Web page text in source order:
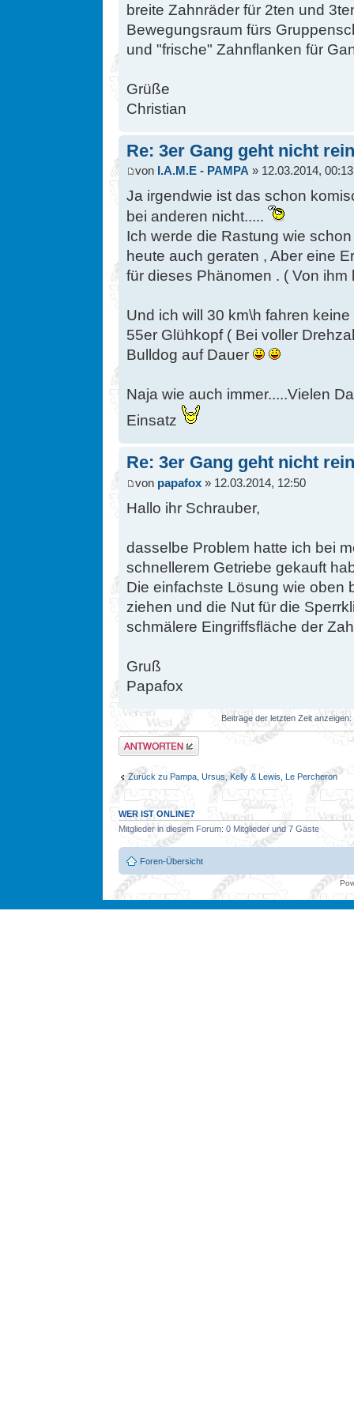
breite Zahnräder für 2ten und
Bewegungsraum fürs
und "frische" Zahnflanken für
Grüße
Christian
Re: 3er Gang geht nicht
von I.A.M.E - PAMPA » 12.03.2014, 00:13
Ja irgendwie ist das schon
bei anderen nicht.....
Ich werde die Rastung wie
heute auch geraten , Aber eine
für dieses Phänomen . ( Von
Und ich will 30 km\h fahren
55er Glühkopf ( Bei voller
Bulldog auf Dauer
Naja wie auch immer.....Vielen
Einsatz
Re: 3er Gang geht nicht
von papafox » 12.03.2014, 12:50
Hallo ihr Schrauber,
dasselbe Problem hatte ich bei
schnellerem Getriebe gekauft
Die einfachste Lösung wie oben
ziehen und die Nut für die
schmälere Eingriffsfläche der
Gruß
Papafox
Beiträge der letzten Zeit anzeigen:
Antwort erstellen
Zurück zu Pampa, Ursus, Kelly & Lewis, Le Percheron
WER IST ONLINE?
Mitglieder in diesem Forum: 0 Mitglieder und 7 Gäste
Foren-Übersicht